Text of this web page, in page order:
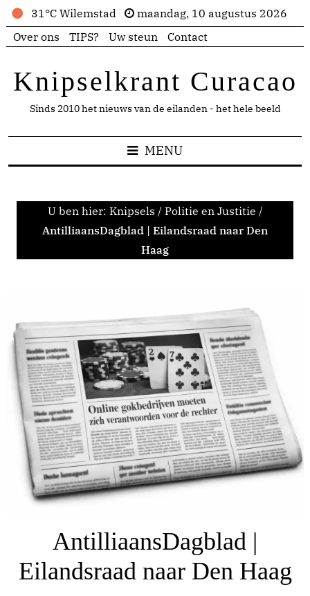
31°C Wilemstad
maandag, 10 augustus 2026
Over ons
TIPS? Uw steun Contact
Knipselkrant Curacao
Sinds 2010 het nieuws van de eilanden - het hele beeld
MENU
U ben hier: Knipsels / Politie en Justitie /
AntilliaansDagblad | Eilandsraad naar Den
Haag
AntilliaansDagblad |
Eilandsraad naar Den Haag